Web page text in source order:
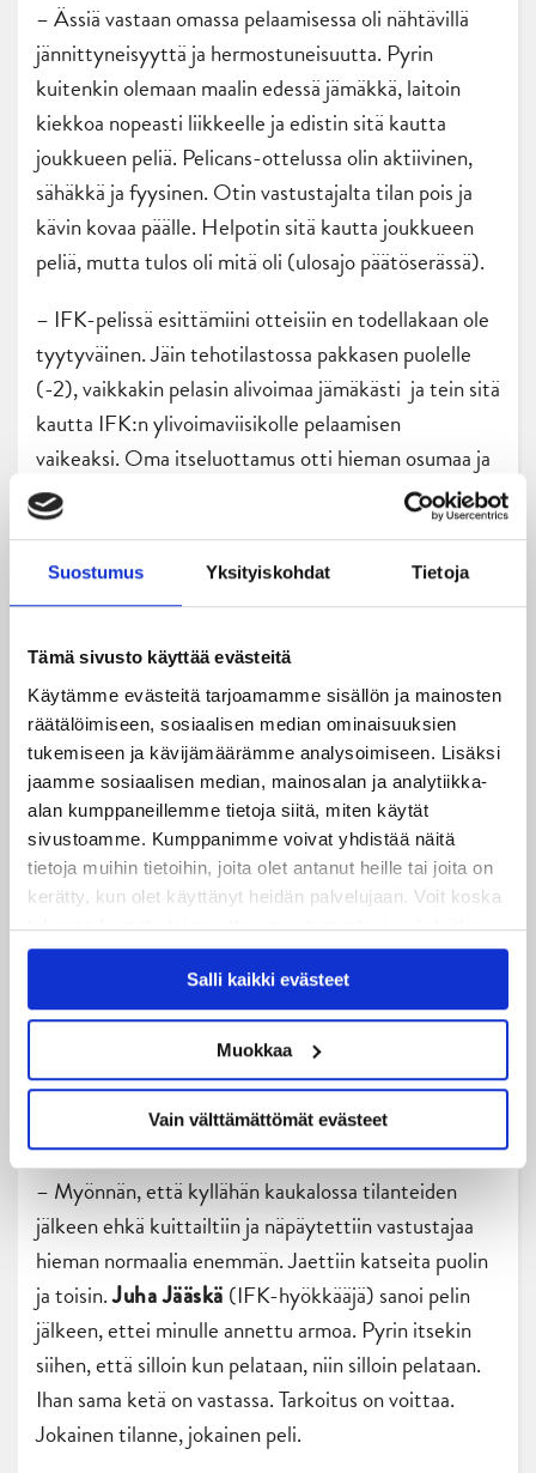
Suostumus Yksityiskohdat Tietoja
Tämä sivusto käyttää evästeitä
Käytämme evästeitä tarjoamamme sisällön ja mainosten
räätälöimiseen, sosiaalisen median ominaisuuksien
tukemiseen ja kävijämäärämme analysoimiseen. Lisäksi
jaamme sosiaalisen median, mainosalan ja analytiikka-
alan kumppaneillemme tietoja siitä, miten käytät
sivustoamme. Kumppanimme voivat yhdistää näitä
tietoja muihin tietoihin, joita olet antanut heille tai joita on
kerätty, kun olet käyttänyt heidän palvelujaan. Voit koska
tahansa kumota tai muuttaa suostumustasi evästeiden
käytöstäEvästeet-sivultamme.
Salli kaikki evästeet
Muokkaa
Vain välttämättömät evästeet
– Ässiä vastaan omassa pelaamisessa oli nähtävillä
jännittyneisyyttä ja hermostuneisuutta. Pyrin
kuitenkin olemaan maalin edessä jämäkkä, laitoin
kiekkoa nopeasti liikkeelle ja edistin sitä kautta
joukkueen peliä. Pelicans-ottelussa olin aktiivinen,
sähäkkä ja fyysinen. Otin vastustajalta tilan pois ja
kävin kovaa päälle. Helpotin sitä kautta joukkueen
peliä, mutta tulos oli mitä oli (ulosajo päätöserässä).
– IFK-pelissä esittämiini otteisiin en todellakaan ole
tyytyväinen. Jäin tehotilastossa pakkasen puolelle
(-2), vaikkakin pelasin alivoimaa jämäkästi ja tein sitä
kautta IFK:n ylivoimaviisikolle pelaamisen
vaikeaksi.Oma itseluottamus otti hieman osumaa ja
omasta suorituksesta jäi vähän huono maku. Pyrin
aina satsaamaan seuraavaan peliin edellistä
enemmän. Kaksinkamppailuissa ja maalineduspelissä
pitää pystyä olemaan kovempi.
Niko Seppälä oli aavistuksen pettynyt omaan
suoritukseensa IFK-ottelussa (Kuva: Jiri Halttunen).
Tuore hurrikaanikasvo kellotti LähiTapiola Areenan
lauantai-illassa JYP-pelaajista toiseksi eniten
peliaikaa, kun vastassa oli Seppälän kasvattajaseura.
– Myönnän, että kyllähän kaukalossa tilanteiden
jälkeen ehkä kuittailtiin ja näpäytettiin vastustajaa
hieman normaalia enemmän. Jaettiin katseita puolin
ja toisin.Juha Jääskä (IFK-hyökkääjä) sanoi pelin
jälkeen, ettei minulle annettu armoa. Pyrin itsekin
siihen, että silloin kun pelataan, niin silloin pelataan.
Ihan sama ketä on vastassa. Tarkoitus on voittaa.
Jokainen tilanne, jokainen peli.